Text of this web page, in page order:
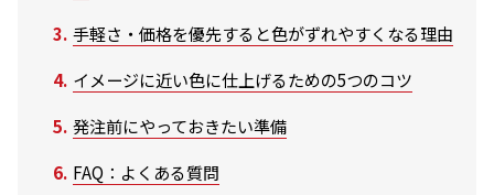
手軽さ・価格を優先すると色がずれやすくなる理由
イメージに近い色に仕上げるための5つのコツ
発注前にやっておきたい準備
FAQ：よくある質問